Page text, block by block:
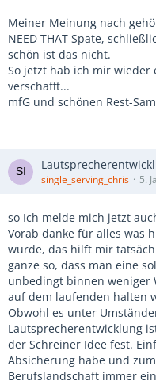
Meiner Meinung nach
NEED THAT Spate,
schön ist das nicht.
So jetzt hab ich mir
verschafft...
mfG und schönen Rest-
single_serving_chris 5.
so Ich melde mich jetzt
Vorab danke für alles was
wurde, das hilft mir
ganze so, dass man eine
unbedingt binnen weniger
auf dem laufenden halten
Obwohl es unter
Lautsprecherentwicklung
der Schreiner Idee fest.
Absicherung habe und
Berufslandschaft immer